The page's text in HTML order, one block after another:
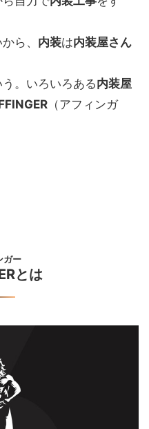
ら、 内装は内装屋さん
う。いろいろある内装屋
（アフィンガ
ガー
とは